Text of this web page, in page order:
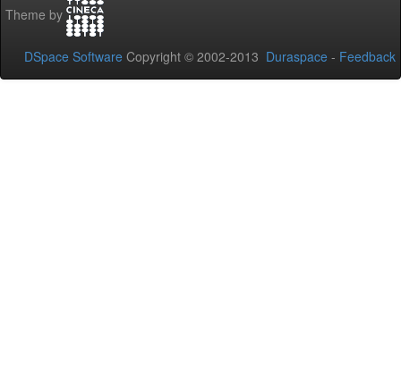
Theme by
DSpace Software Copyright © 2002-2013 Duraspace - Feedback